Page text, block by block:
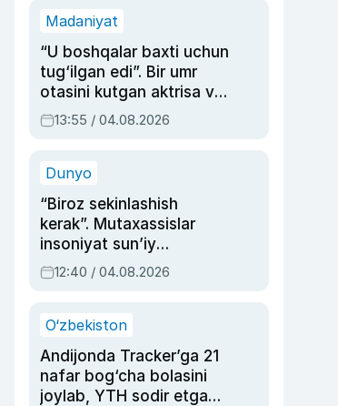
Madaniyat
“U boshqalar baxti uchun
tug‘ilgan edi”. Bir umr
otasini kutgan aktrisa va
dublyaj ustasi Rimma
Ahmedovaning
13:55 / 04.08.2026
Dunyo
“Biroz sekinlashish
kerak”. Mutaxassislar
insoniyat sun’iy
intellektni boshqara
olmay qolishidan xavotir
12:40 / 04.08.2026
O‘zbekiston
Andijonda Tracker’ga 21
nafar bog‘cha bolasini
joylab, YTH sodir etgan